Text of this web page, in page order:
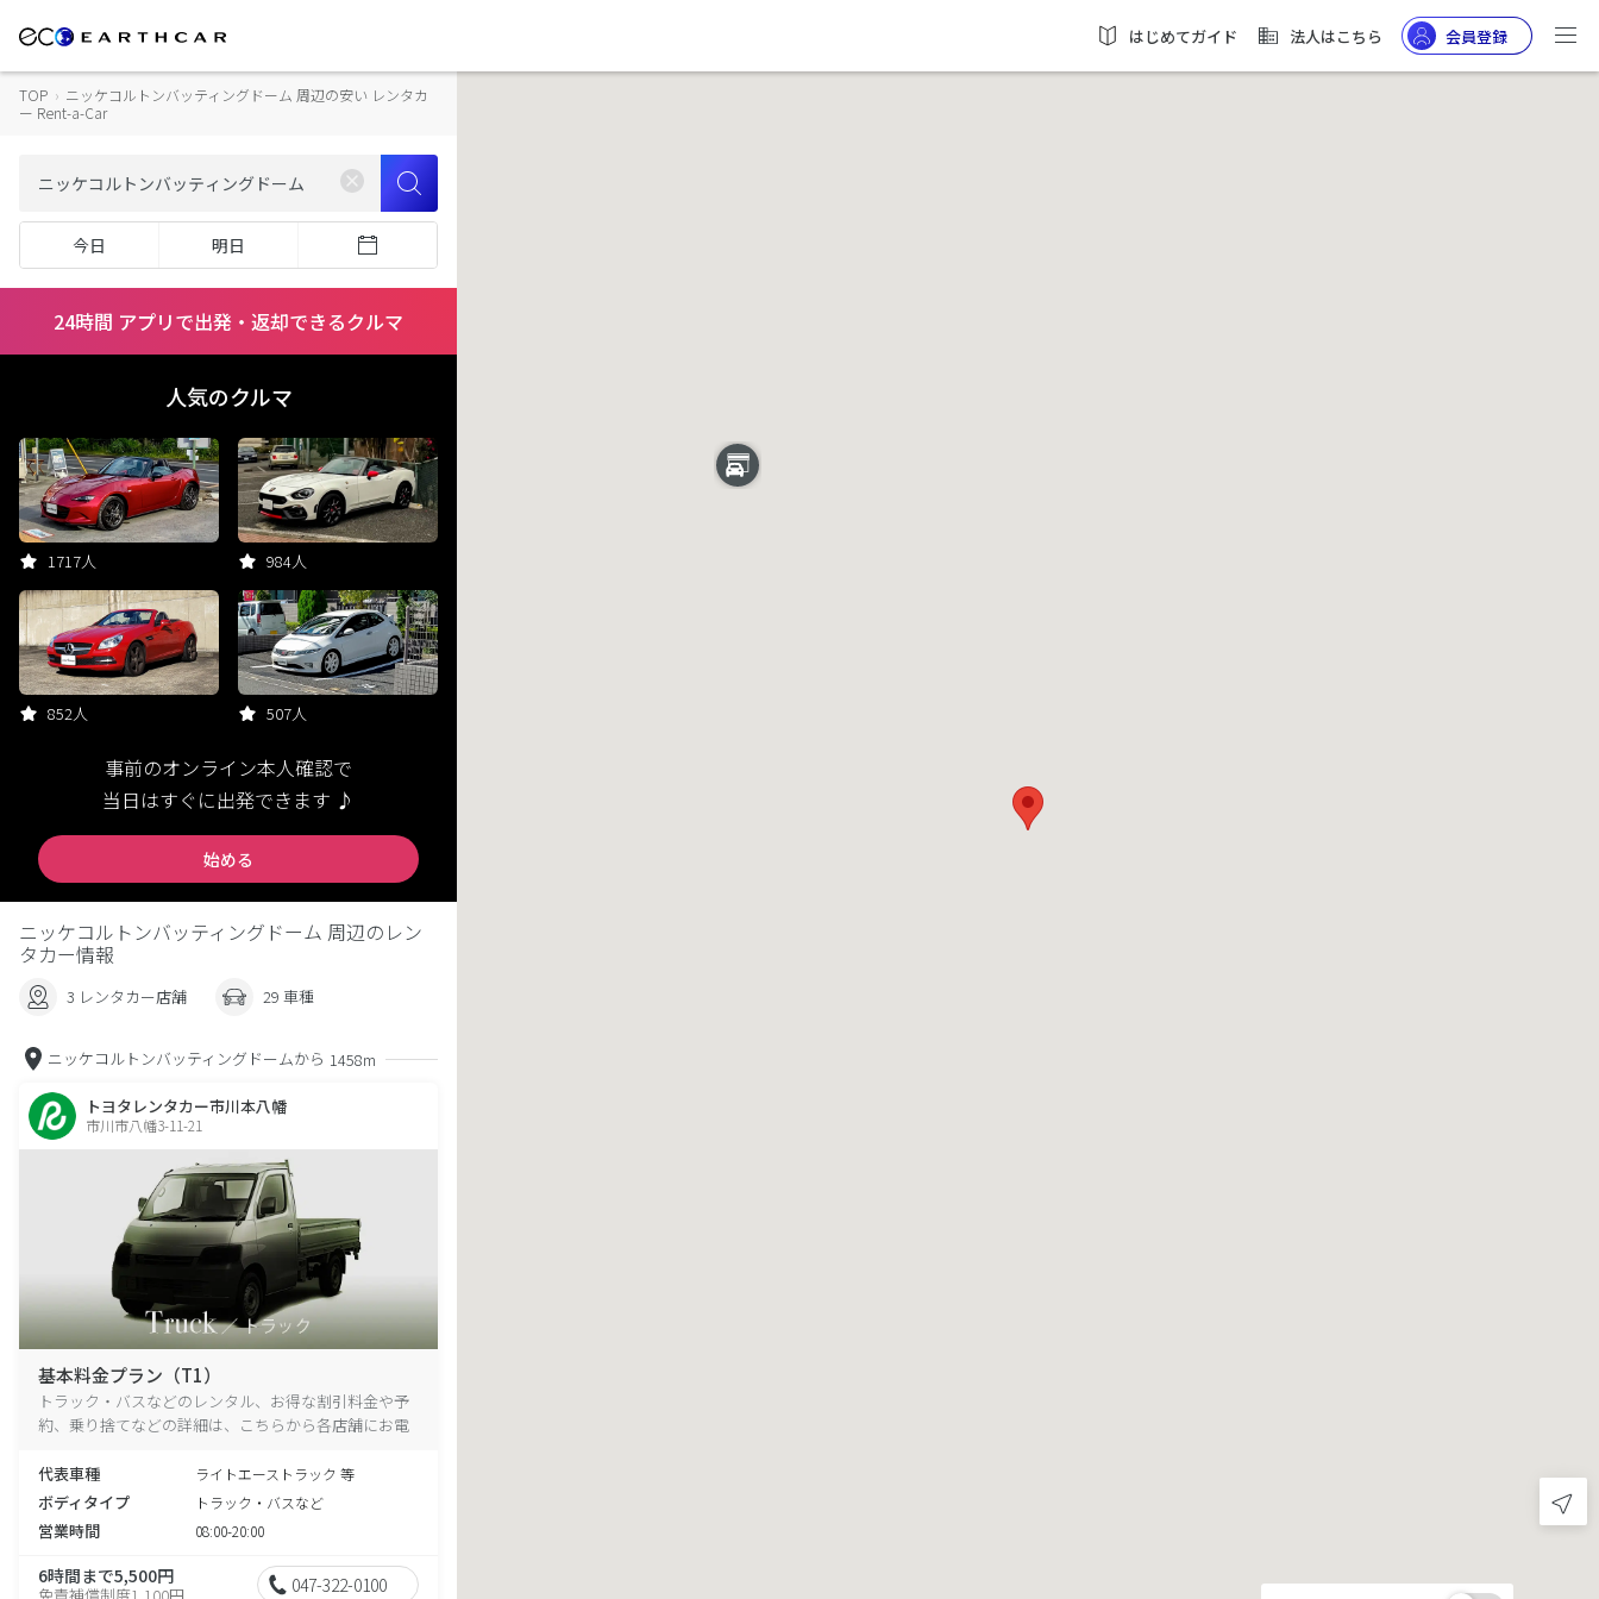
はじめてガイド 法人はこちら 会員登録
TOP › ニッケコルトンバッティングドーム 周辺の安い レンタカ
ー Rent-a-Car
今日 明日
24時間 アプリで出発・返却できるクルマ
人気のクルマ
1717人 984人
852人 507人
事前のオンライン本人確認で
当日はすぐに出発できます ♪
始める
ニッケコルトンバッティングドーム 周辺のレン
タカー情報
3 レンタカー店舗 29 車種
ニッケコルトンバッティングドームから 1458m
トヨタレンタカー市川本八幡
市川市八幡3-11-21
基本料金プラン（T1）
トラック・バスなどのレンタル、お得な割引料金や予
約、乗り捨てなどの詳細は、こちらから各店舗にお電
代表車種
ライトエーストラック 等
ボディタイプ トラック・バスなど
営業時間 08:00-20:00
6時間まで5,500円
免責補償制度1,100円 047-322-0100